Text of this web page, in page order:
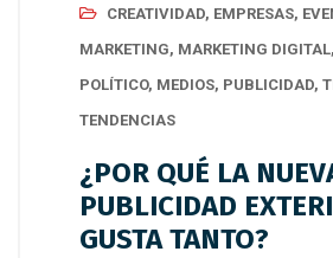
CREATIVIDAD, EMPRESAS,
MARKETING, MARKETING DIGITAL,
POLÍTICO, MEDIOS, PUBLICIDAD,
TENDENCIAS
¿POR QUÉ LA
PUBLICIDAD
GUSTA TANTO?